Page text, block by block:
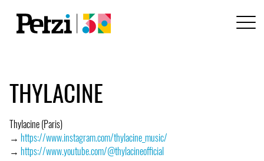
THYLACINE
Thylacine (Paris)
→ https://www.instagram.com/thylacine_music/
→ https://www.youtube.com/@thylacineofficial